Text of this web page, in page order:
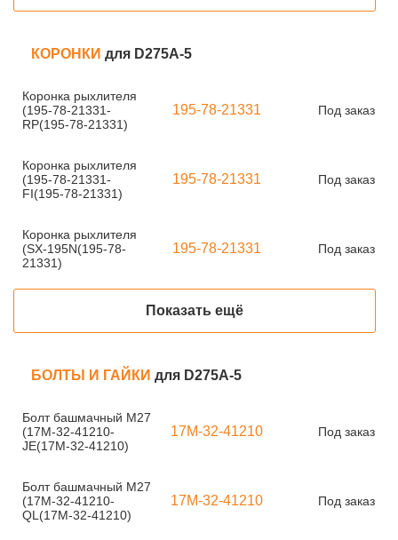
КОРОНКИ для D275A-5
Коронка рыхлителя
(195-78-21331-
RP(195-78-21331)
195-78-21331 Под заказ
Коронка рыхлителя
(195-78-21331-
FI(195-78-21331)
195-78-21331 Под заказ
Коронка рыхлителя
(SX-195N(195-78-
21331)
195-78-21331 Под заказ
Показать ещё
БОЛТЫ И ГАЙКИ для D275A-5
Болт башмачный M27
(17M-32-41210-
JE(17M-32-41210)
17M-32-41210 Под заказ
Болт башмачный M27
(17M-32-41210-
QL(17M-32-41210)
17M-32-41210 Под заказ